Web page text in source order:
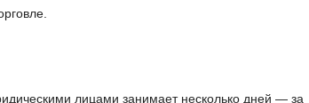
лицами занимает несколько дней — за